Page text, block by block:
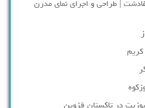
| طراحی و اجرای نمای مدرن
کریم
در تاکستان قزوین